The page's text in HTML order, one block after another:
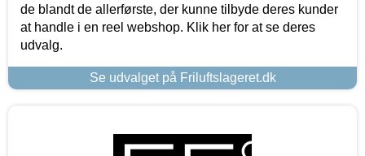
de blandt de allerførste, der kunne tilbyde deres kunder
at handle i en reel webshop. Klik her for at se deres
udvalg.
Se udvalget på Friluftslageret.dk